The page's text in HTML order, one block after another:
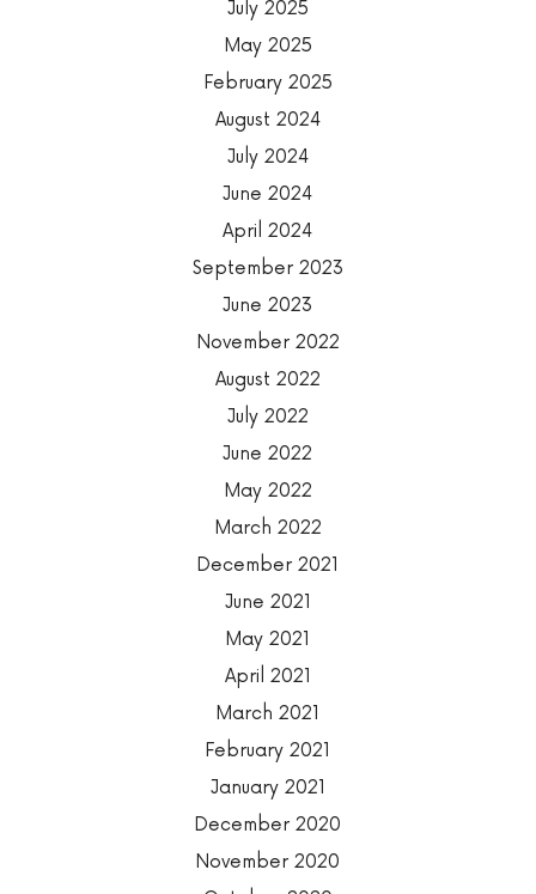
July 2025
May 2025
February 2025
August 2024
July 2024
June 2024
April 2024
September 2023
June 2023
November 2022
August 2022
July 2022
June 2022
May 2022
March 2022
December 2021
June 2021
May 2021
April 2021
March 2021
February 2021
January 2021
December 2020
November 2020